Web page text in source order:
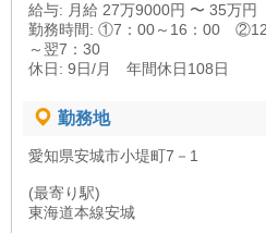
給与: 月給 27万9000円 〜 35万円
勤務時間: ①7：00～16：00
～翌7：30
休日: 9日/月 年間休日108日
勤務地
愛知県安城市小堤町7－1
(最寄り駅)
東海道本線安城